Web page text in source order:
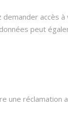
accès
peut
une